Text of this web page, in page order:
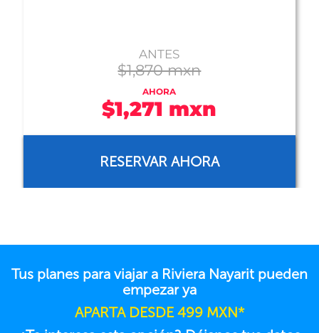
ANTES
$1,870 mxn
AHORA
$1,271 mxn
RESERVAR AHORA
Tus planes para viajar a Riviera Nayarit pueden
empezar ya
APARTA DESDE 499 MXN*